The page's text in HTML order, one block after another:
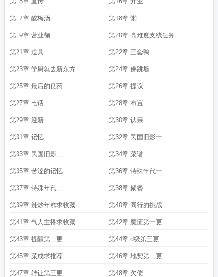
第17章 酸梅汤 第18章 粥
第19章 营业额 第20章 高难度支线任务
第21章 道具 第22章 三套鸭
第23章 学厨就去新东方 第24章 佛跳墙
第25章 最后的良药 第26章 提议
第27章 电话 第28章 布置
第29章 迎新 第30章 认亲
第31章 记忆 第32章 民国旧影一
第33章 民国旧影二 第34章 菜谱
第35章 苦涩的记忆 第36章 特殊年代一
第37章 特殊年代二 第38章 聚餐
第39章 辣炒年糕求收藏 第40章 同行的挑战
第41章 气人主播求收藏 第42章 魔怔第一更
第43章 提醒第二更 第44章 d级第三更
第45章 菜成求推荐 第46章 地契第二更
第47章 转让第三更 第48章 欠债